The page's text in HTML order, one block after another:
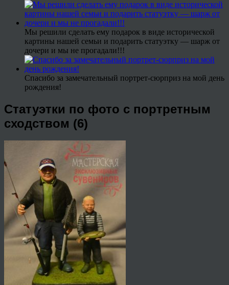
Мы решили сделать ему подарок в виде исторической
картины нашей семьи и подарить статуэтку — шарж от
дочери и мы не прогадали!!!
Спасибо за замечательный портрет-сюрприз на мой день
рождения!
Статуэтки по фото с портретным
сходством (6)